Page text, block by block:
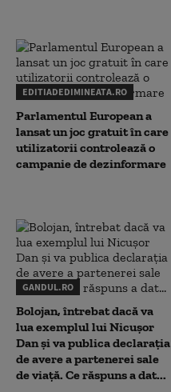
EDITIADEDIMINEATA.RO
Parlamentul European a
lansat un joc gratuit în care
utilizatorii controlează o
campanie de dezinformare
GANDUL.RO
Bolojan, întrebat dacă va
lua exemplul lui Nicușor
Dan și va publica declarația
de avere a partenerei sale
de viață. Ce răspuns a dat...